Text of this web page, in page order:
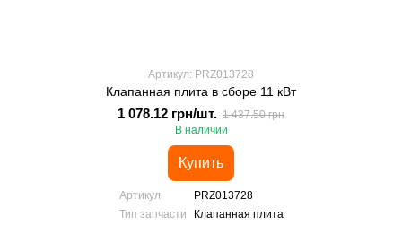
Артикул: PRZ013728
Клапанная плита в сборе 11 кВт
1 078.12 грн/шт. 1 437.50 грн
В наличии
Купить
Артикул
PRZ013728
Тип запчасти
Клапанная плита